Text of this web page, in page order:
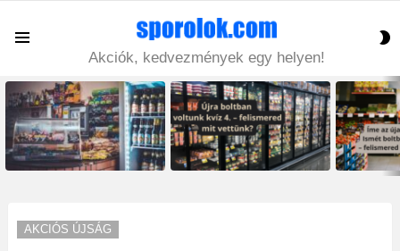
Akciók, kedvezmények egy helyen!
LATEST
STORIES
AKCIÓS ÚJSÁG